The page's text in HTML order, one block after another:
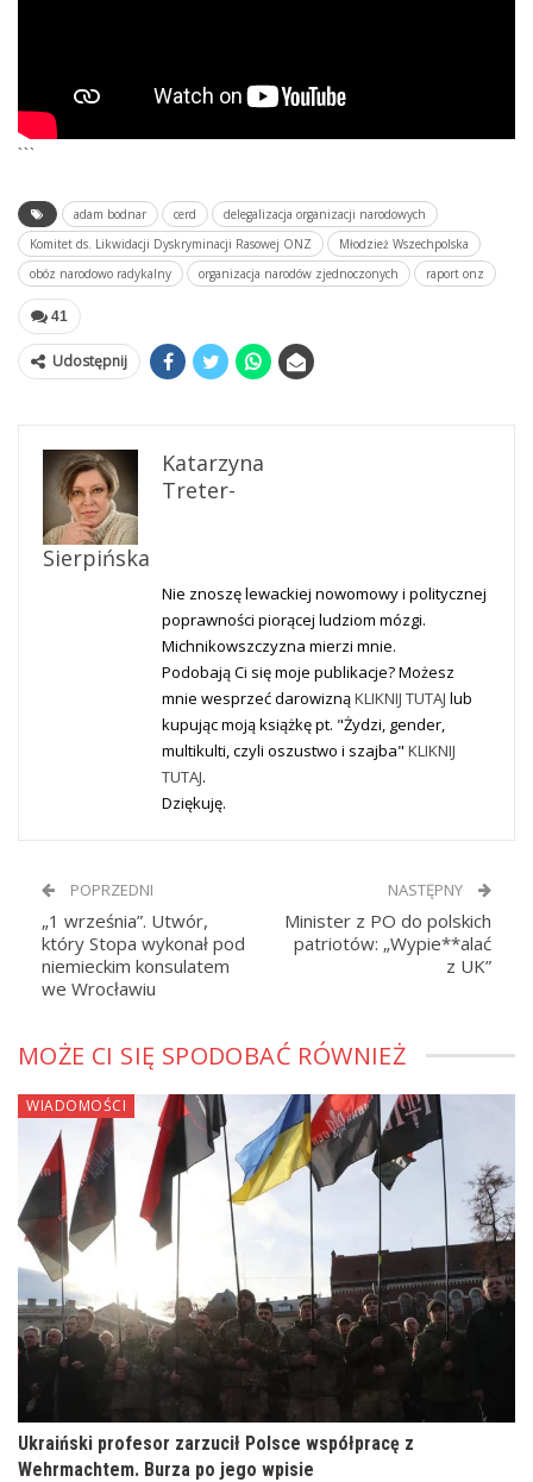
```
adam bodnar cerd
delegalizacja organizacji narodowych
Komitet ds. Likwidacji Dyskryminacji Rasowej ONZ
Młodzież Wszechpolska
obóz narodowo radykalny
organizacja narodów zjednoczonych raport onz
41
Udostępnij
Katarzyna
Treter-
Sierpińska
Nie znoszę lewackiej nowomowy i politycznej
poprawności piorącej ludziom mózgi.
Michnikowszczyzna mierzi mnie.
Podobają Ci się moje publikacje? Możesz
mnie wesprzeć darowiznąKLIKNIJ TUTAJ lub
kupując moją książkę pt. "Żydzi, gender,
multikulti, czyli oszustwo i szajba" KLIKNIJ
TUTAJ.
Dziękuję.
POPRZEDNI
„1 września”. Utwór,
który Stopa wykonał pod
niemieckim konsulatem
we Wrocławiu
NASTĘPNY
Minister z PO do polskich
patriotów: „Wypie**alać
z UK”
MOŻE CI SIĘ SPODOBAĆ RÓWNIEŻ
WIADOMOŚCI
Ukraiński profesor zarzucił Polsce współpracę z
Wehrmachtem. Burza po jego wpisie